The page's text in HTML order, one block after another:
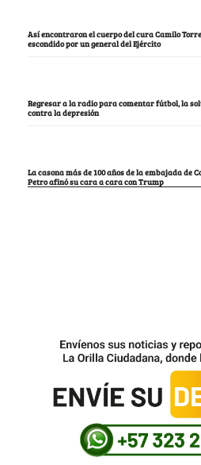
Así encontraron el cuerpo del cura Camilo
escondido por un general del Ejército
Regresar a la radio para comentar fútbol, la
contra la depresión
La casona más de 100 años de la embajada de
Petro afinó su cara a cara con Trump